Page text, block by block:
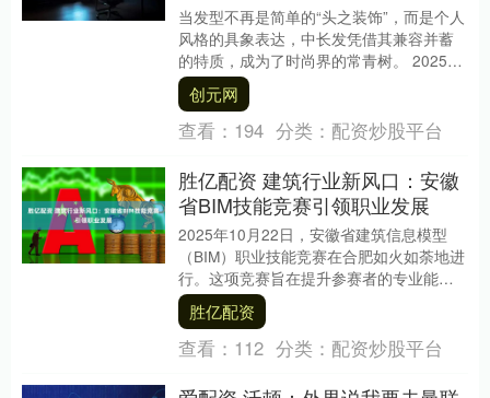
当发型不再是简单的“头之装饰”，而是个人
风格的具象表达，中长发凭借其兼容并蓄
的特质，成为了时尚界的常青树。 2025年
的中长发造型，在层次剪裁与多元色彩的
碰撞中....
创元网
查看： 194 分类： 配资炒股平台
胜亿配资 建筑行业新风口：安徽
省BIM技能竞赛引领职业发展
2025年10月22日，安徽省建筑信息模型
（BIM）职业技能竞赛在合肥如火如荼地进
行。这项竞赛旨在提升参赛者的专业能
力，强调实效与价值引领，充分体现了“精
益即增....
胜亿配资
查看： 112 分类： 配资炒股平台